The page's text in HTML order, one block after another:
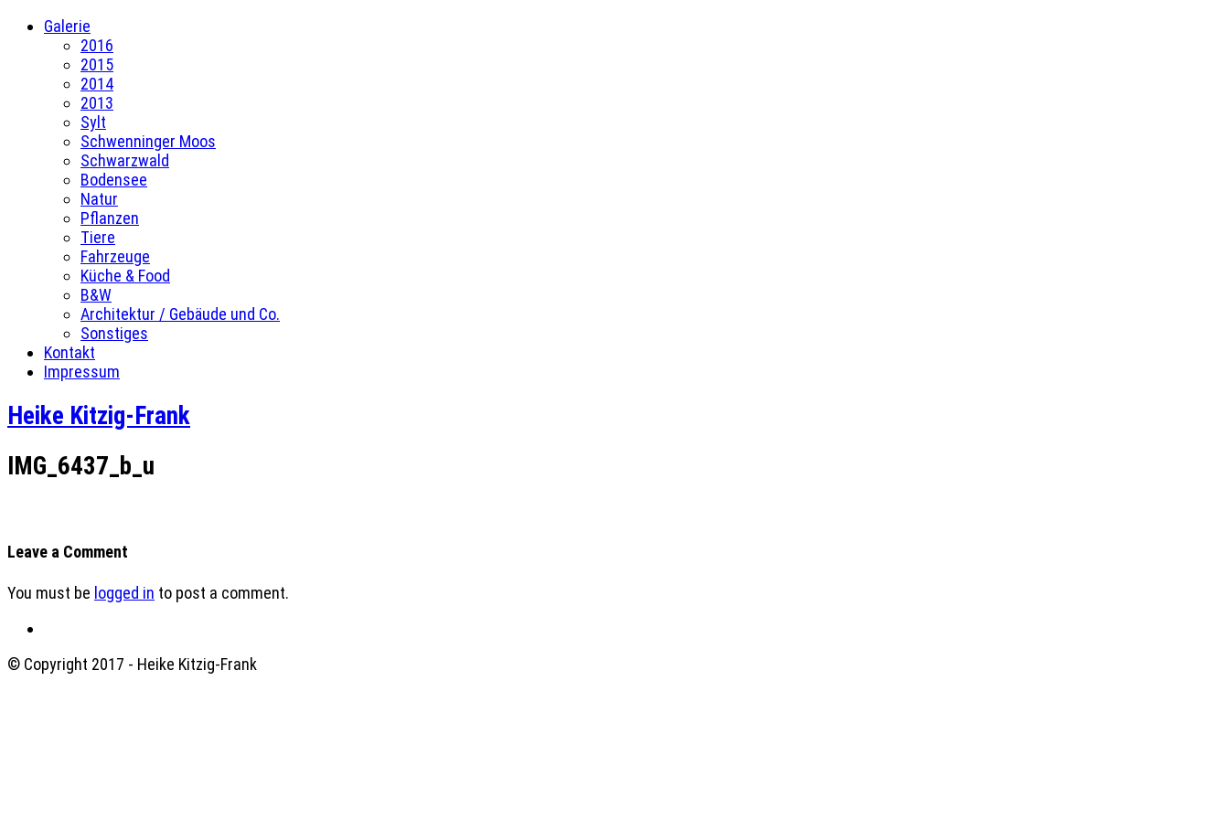
Galerie
2016
2015
2014
2013
Sylt
Schwenninger Moos
Schwarzwald
Bodensee
Natur
Pflanzen
Tiere
Fahrzeuge
Küche & Food
B&W
Architektur / Gebäude und Co.
Sonstiges
Kontakt
Impressum
Heike Kitzig-Frank
IMG_6437_b_u
Leave a Comment
You must be logged in to post a comment.
© Copyright 2017 - Heike Kitzig-Frank